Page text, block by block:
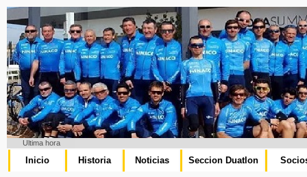
Ultima hora
Inicio Historia Noticias Seccion Duatlon